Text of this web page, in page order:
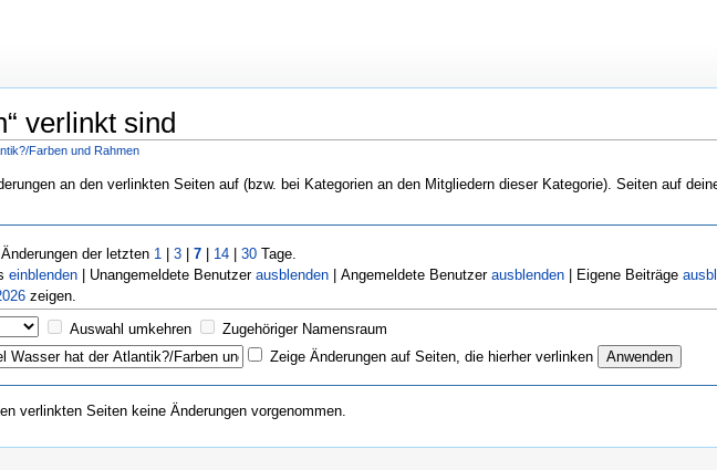
verlinkt sind
Farben und Rahmen
an den verlinkten Seiten auf (bzw. bei Kategorien an den Mitgliedern dieser Kategorie). Seiten auf
der letzten 1 | 3| 7| 14| 30Tage.
einblenden| Unangemeldete Benutzer ausblenden| Angemeldete Benutzer ausblenden| Eigene Beiträge
zeigen.
Auswahl umkehren
Zugehöriger Namensraum
Zeige Änderungen auf Seiten, die hierher verlinken
verlinkten Seiten keine Änderungen vorgenommen.